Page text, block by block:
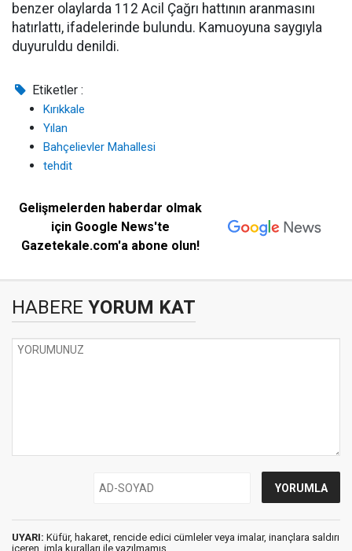
benzer olaylarda 112 Acil Çağrı hattının aranmasını
hatırlattı, ifadelerinde bulundu. Kamuoyuna saygıyla
duyuruldu denildi.
Etiketler :
Kırıkkale
Yılan
Bahçelievler Mahallesi
tehdit
Gelişmelerden haberdar olmak
için Google News'te
Gazetekale.com'a abone olun!
HABERE YORUM KAT
UYARI: Küfür, hakaret, rencide edici cümleler veya imalar, inançlara saldırı
içeren, imla kuralları ile yazılmamış,